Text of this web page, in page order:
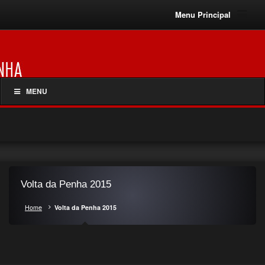
Menu Principal
MENU
Volta da Penha 2015
Home Volta da Penha 2015